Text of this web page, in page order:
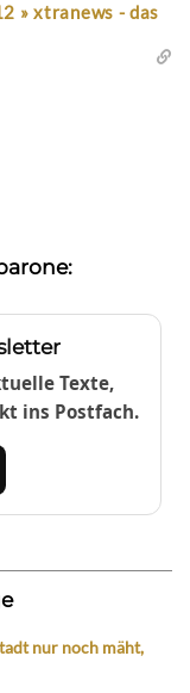
» xtranews - das
Texte,
ins Postfach.
nur noch mäht,